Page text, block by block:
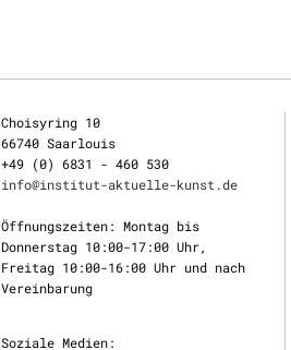
Choisyring 10
66740 Saarlouis
+49 (0) 6831 - 460 530
info@institut-aktuelle-kunst.de
Öffnungszeiten: Montag bis
Donnerstag 10:00-17:00 Uhr,
Freitag 10:00-16:00 Uhr und nach
Vereinbarung
Soziale Medien: